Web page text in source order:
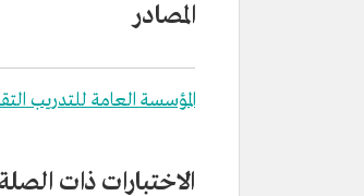
المصادر
المؤسسة العامة للتدريب
الاختبارات ذات